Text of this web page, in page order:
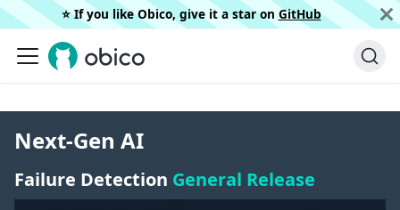
⭐️ If you like Obico, give it a star on GitHub
Next-Gen AI
Failure Detection General Release